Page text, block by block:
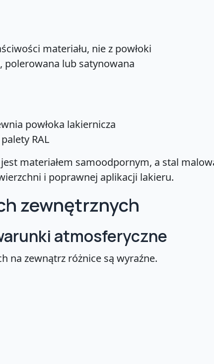
materiału, nie z powłoki
polerowana lub satynowana
powłoka lakiernicza
RAL
materiałem samoodpornym, a stal
i poprawnej aplikacji lakieru.
zewnętrznych
atmosferyczne
na zewnątrz różnice są wyraźne.